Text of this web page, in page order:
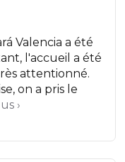
Valencia a été
l'accueil a été
attentionné.
on a pris le
›